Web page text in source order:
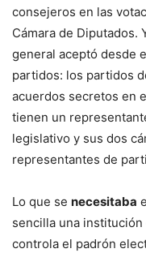
consejeros en las
Cámara de Diputados.
general aceptó desde
partidos: los partidos
acuerdos secretos en
tienen un
legislativo y sus dos
representantes de
Lo que se necesitaba
sencilla una
controla el padrón